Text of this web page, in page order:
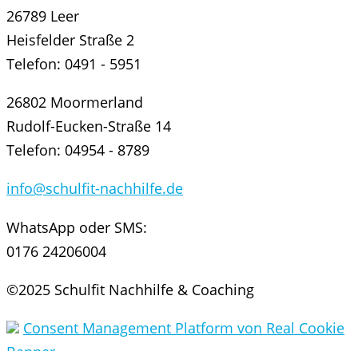
26789 Leer
Heisfelder Straße 2
Telefon: 0491 - 5951
26802 Moormerland
Rudolf-Eucken-Straße 14
Telefon: 04954 - 8789
info@schulfit-nachhilfe.de
WhatsApp oder SMS:
0176 24206004
©2025 Schulfit Nachhilfe & Coaching
Consent Management Platform von Real Cookie